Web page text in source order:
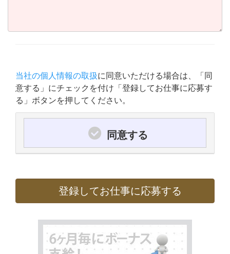
当社の個人情報の取扱に同意いただける場合は、「同
意する」にチェックを付け「登録してお仕事に応募す
る」ボタンを押してください。
同意する